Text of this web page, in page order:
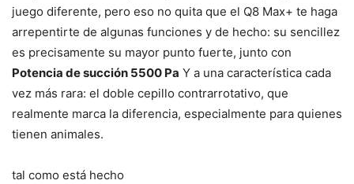
juego diferente, pero eso no quita que el Q8 Max+ te haga
arrepentirte de algunas funciones y de hecho: su sencillez
es precisamente su mayor punto fuerte, junto con
Potencia de succión 5500 Pa Y a una característica cada
vez más rara: el doble cepillo contrarrotativo, que
realmente marca la diferencia, especialmente para quienes
tienen animales.
tal como está hecho